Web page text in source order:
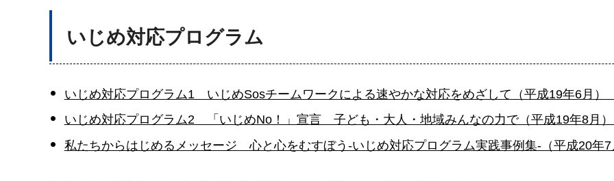
いじめ対応プログラム
いじめ対応プログラム1 いじめSosチームワークによる速やかな対応をめざして（平成19年6月）
いじめ対応プログラム2 「いじめNo！」宣言 子ども・大人・地域みんなの力で（平成19年8月
私たちからはじめるメッセージ 心と心をむすぼう-いじめ対応プログラム実践事例集-（平成20年